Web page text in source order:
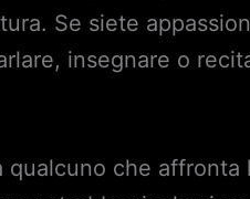
Se siete
insegnare o
che